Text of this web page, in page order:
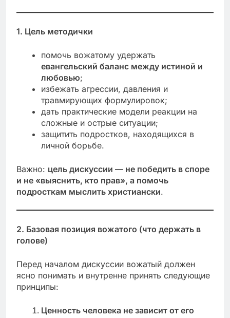
1. Цель методички
помочь вожатому удержать
евангельский баланс между истиной и
любовью;
избежать агрессии, давления и
травмирующих формулировок;
дать практические модели реакции на
сложные и острые ситуации;
защитить подростков, находящихся в
личной борьбе.
Важно: цель дискуссии — не победить в споре
и не «выяснить, кто прав», а помочь
подросткам мыслить христиански.
2. Базовая позиция вожатого (что держать в
голове)
Перед началом дискуссии вожатый должен
ясно понимать и внутренне принять следующие
принципы:
Ценность человека не зависит от его